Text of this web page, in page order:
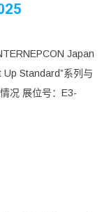
Japan
Standard”系列与
况 展位号：E3-